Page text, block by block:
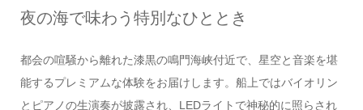
夜の海で味わう特別なひととき
都会の喧騒から離れた漆黒の鳴門海峡付近で、星空と音楽を堪
能するプレミアムな体験をお届けします。船上ではバイオリン
とピアノの生演奏が披露され、LEDライトで神秘的に照らされ